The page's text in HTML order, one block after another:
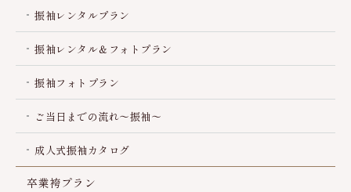
振袖レンタルプラン
振袖レンタル＆フォトプラン
振袖フォトプラン
ご当日までの流れ～振袖～
成人式振袖カタログ
卒業袴プラン